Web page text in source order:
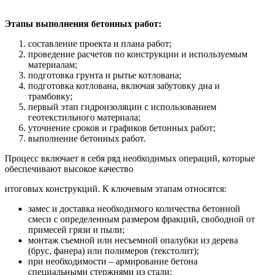
Этапы выполнения бетонных работ:
составление проекта и плана работ;
проведение расчетов по конструкции и используемым
материалам;
подготовка грунта и рытье котлована;
подготовка котлована, включая забутовку дна и
трамбовку;
первый этап гидроизоляции с использованием
геотекстильного материала;
уточнение сроков и графиков бетонных работ;
выполнение бетонных работ.
Процесс включает в себя ряд необходимых операций, которые
обеспечивают высокое качество
итоговых конструкций. К ключевым этапам относятся:
замес и доставка необходимого количества бетонной
смеси с определенным размером фракций, свободной от
примесей грязи и пыли;
монтаж съемной или несъемной опалубки из дерева
(брус, фанера) или полимеров (текстолит);
при необходимости – армирование бетона
специальными стержнями из стали;